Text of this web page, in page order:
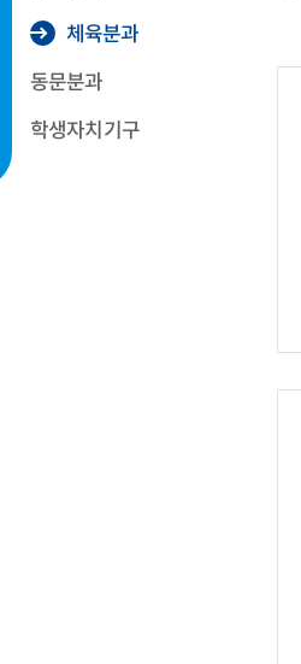
체육분과
동문분과
학생자치기구